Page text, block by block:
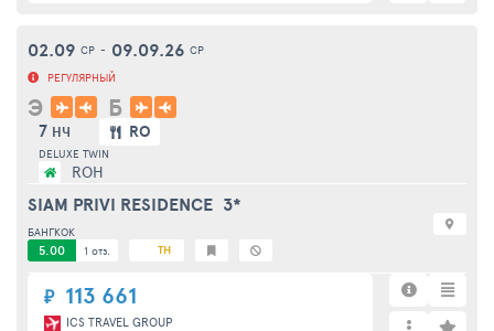
₽ 113 661
ICS TRAVEL GROUP
02.09 СР - 09.09.26 СР
РЕГУЛЯРНЫЙ
Э Б
7 НЧ RO
DELUXE TWIN
ROH
SIAM PRIVI RESIDENCE 3*
БАНГКОК
5.00 1 отз. TH